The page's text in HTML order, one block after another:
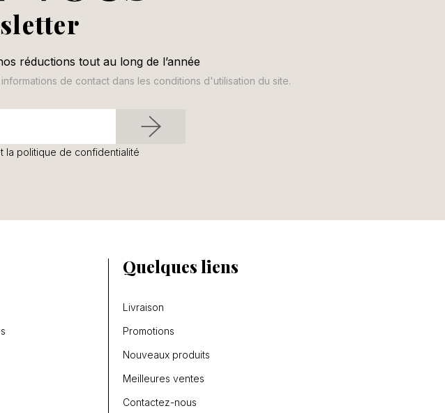
réductions tout au long de l’année
de contact dans les conditions d'utilisation du site.
la politique de confidentialité
Quelques liens
Livraison
Promotions
Nouveaux produits
Meilleures ventes
Contactez-nous